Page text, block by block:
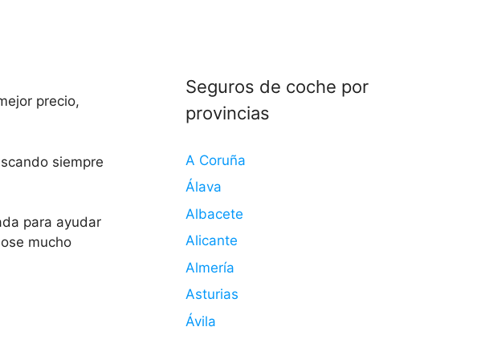
precio,
siempre
para ayudar
mucho
Seguros de coche por
provincias
A Coruña
Álava
Albacete
Alicante
Almería
Asturias
Ávila